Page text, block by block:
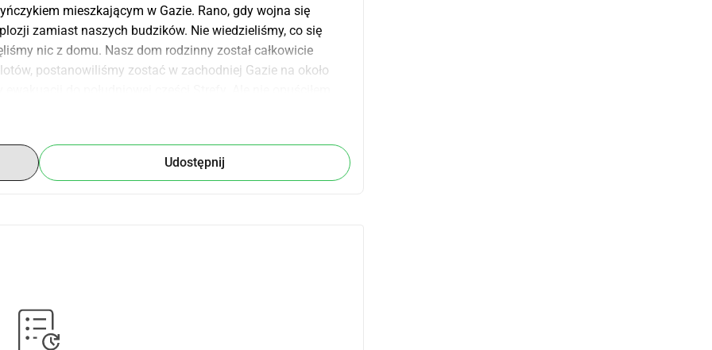
mieszkającym w Gazie. Rano, gdy wojna się
zamiast naszych budzików. Nie wiedzieliśmy, co się
nic z domu. Nasz dom rodzinny został całkowicie
postanowiliśmy zostać w zachodniej Gazie na około
bombardowaniem, zniszczeniem i przesiedleniem.
moją ukochaną siostrę z jej trójką dzieci, moich kuzynów -
dom, nasze wspomnienia, i nie mamy już nic... Mam
Udostępnij